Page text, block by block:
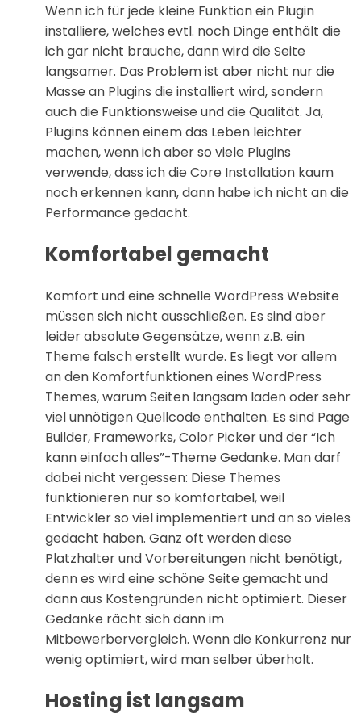
Wenn ich für jede kleine Funktion ein Plugin
installiere, welches evtl. noch Dinge enthält die
ich gar nicht brauche, dann wird die Seite
langsamer. Das Problem ist aber nicht nur die
Masse an Plugins die installiert wird, sondern
auch die Funktionsweise und die Qualität. Ja,
Plugins können einem das Leben leichter
machen, wenn ich aber so viele Plugins
verwende, dass ich die Core Installation kaum
noch erkennen kann, dann habe ich nicht an die
Performance gedacht.
Komfortabel gemacht
Komfort und eine schnelle WordPress Website
müssen sich nicht ausschließen. Es sind aber
leider absolute Gegensätze, wenn z.B. ein
Theme falsch erstellt wurde. Es liegt vor allem
an den Komfortfunktionen eines WordPress
Themes, warum Seiten langsam laden oder sehr
viel unnötigen Quellcode enthalten. Es sind Page
Builder, Frameworks, Color Picker und der “Ich
kann einfach alles”-Theme Gedanke. Man darf
dabei nicht vergessen: Diese Themes
funktionieren nur so komfortabel, weil
Entwickler so viel implementiert und an so vieles
gedacht haben. Ganz oft werden diese
Platzhalter und Vorbereitungen nicht benötigt,
denn es wird eine schöne Seite gemacht und
dann aus Kostengründen nicht optimiert. Dieser
Gedanke rächt sich dann im
Mitbewerbervergleich. Wenn die Konkurrenz nur
wenig optimiert, wird man selber überholt.
Hosting ist langsam